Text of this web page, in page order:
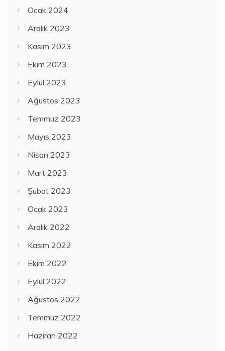
Ocak 2024
Aralık 2023
Kasım 2023
Ekim 2023
Eylül 2023
Ağustos 2023
Temmuz 2023
Mayıs 2023
Nisan 2023
Mart 2023
Şubat 2023
Ocak 2023
Aralık 2022
Kasım 2022
Ekim 2022
Eylül 2022
Ağustos 2022
Temmuz 2022
Haziran 2022